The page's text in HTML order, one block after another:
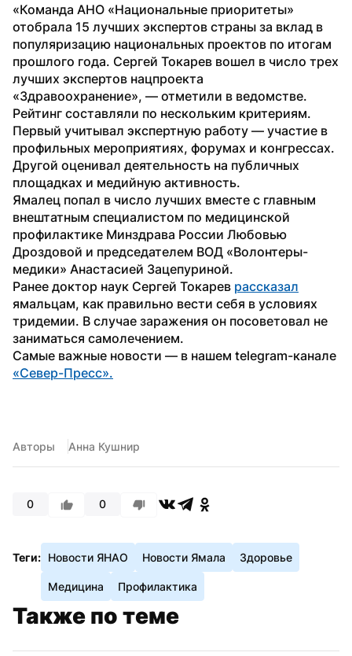
«Команда АНО «Национальные приоритеты»
отобрала 15 лучших экспертов страны за вклад в
популяризацию национальных проектов по итогам
прошлого года. Сергей Токарев вошел в число трех
лучших экспертов нацпроекта
«Здравоохранение», — отметили в ведомстве.
Рейтинг составляли по нескольким критериям.
Первый учитывал экспертную работу — участие в
профильных мероприятиях, форумах и конгрессах.
Другой оценивал деятельность на публичных
площадках и медийную активность.
Ямалец попал в число лучших вместе с главным
внештатным специалистом по медицинской
профилактике Минздрава России Любовью
Дроздовой и председателем ВОД «Волонтеры-
медики» Анастасией Зацепуриной.
Ранее доктор наук Сергей Токарев рассказал
ямальцам, как правильно вести себя в условиях
тридемии. В случае заражения он посоветовал не
заниматься самолечением.
«Север-Пресс».
Авторы Анна Кушнир
0 0
Теги: Новости ЯНАО Новости Ямала Здоровье
Медицина Профилактика
Также по теме